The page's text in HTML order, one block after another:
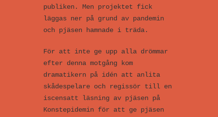
publiken. Men projektet fick
läggas ner på grund av pandemin
och pjäsen hamnade i träda.
För att inte ge upp alla drömmar
efter denna motgång kom
dramatikern på idén att anlita
skådespelare och regissör till en
iscensatt läsning av pjäsen på
Konstepidemin för att ge pjäsen